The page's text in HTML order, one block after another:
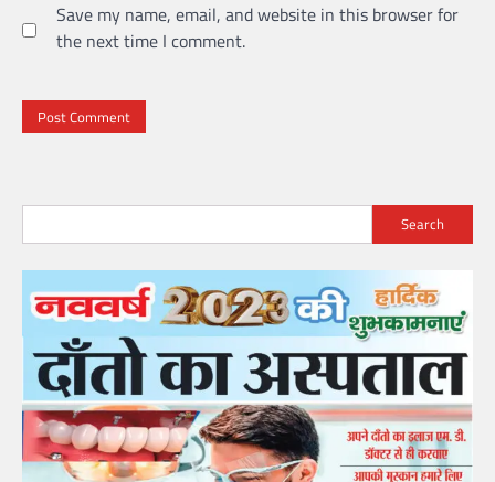
Save my name, email, and website in this browser for
the next time I comment.
Search